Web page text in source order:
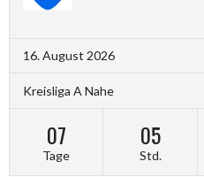
16. August 2026
Kreisliga A Nahe
07
Tage
05
Std.